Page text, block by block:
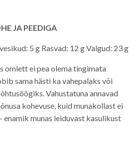
JA PEEDIGA
5 g Rasvad: 12 g Valgud: 23 g
omlett ei pea olema tingimata
sama hästi ka vahepalaks või
Vahustatuna annavad
kohevuse, kuid munakollast ei
enamik munas leiduvast kasulikust